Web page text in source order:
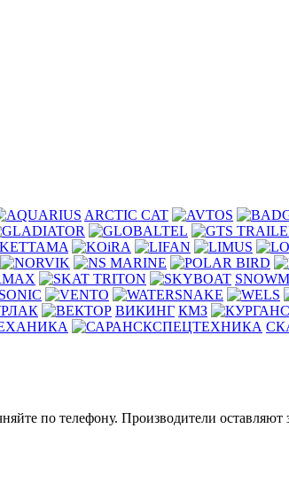
ARCTIC CAT
KETTAMA
ВИКИНГ КМЗ
по телефону. Производители оставляют